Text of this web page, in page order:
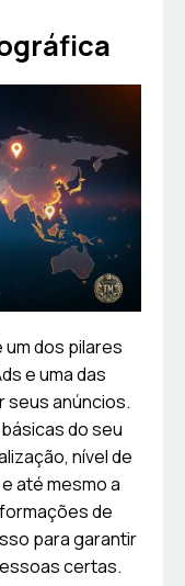
um dos pilares
e uma das
seus anúncios.
do seu
nível de
até mesmo a
de
para garantir
certas.